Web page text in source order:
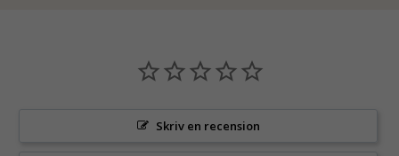
Skriv en recension